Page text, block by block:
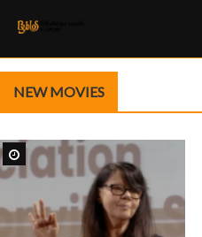
NEW MOVIES
Regarder plus tard